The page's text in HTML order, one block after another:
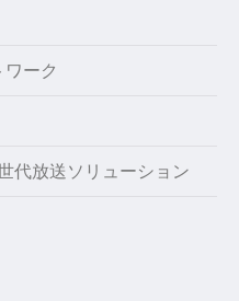
ーク
代放送ソリューション